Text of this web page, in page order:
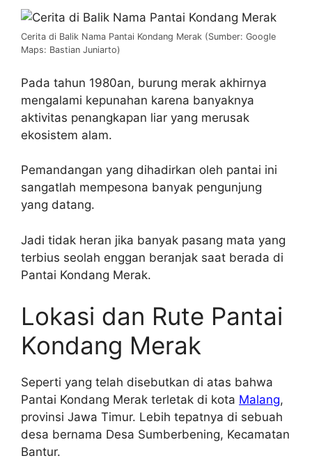
Cerita di Balik Nama Pantai Kondang Merak (Sumber: Google
Maps: Bastian Juniarto)
Pada tahun 1980an, burung merak akhirnya
mengalami kepunahan karena banyaknya
aktivitas penangkapan liar yang merusak
ekosistem alam.
Pemandangan yang dihadirkan oleh pantai ini
sangatlah mempesona banyak pengunjung
yang datang.
Jadi tidak heran jika banyak pasang mata yang
terbius seolah enggan beranjak saat berada di
Pantai Kondang Merak.
Lokasi dan Rute Pantai
Kondang Merak
Seperti yang telah disebutkan di atas bahwa
Pantai Kondang Merak terletak di kota Malang,
provinsi Jawa Timur. Lebih tepatnya di sebuah
desa bernama Desa Sumberbening, Kecamatan
Bantur.